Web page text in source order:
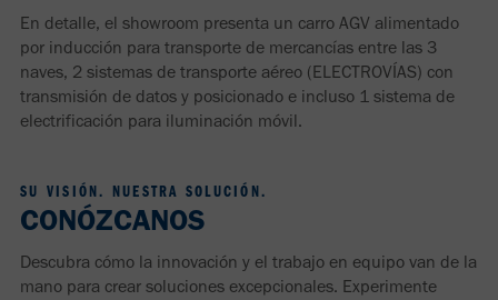
En detalle, el showroom presenta un carro AGV alimentado
por inducción para transporte de mercancías entre las 3
naves, 2 sistemas de transporte aéreo (ELECTROVÍAS) con
transmisión de datos y posicionado e incluso 1 sistema de
electrificación para iluminación móvil.
SU VISIÓN. NUESTRA SOLUCIÓN.
CONÓZCANOS
Descubra cómo la innovación y el trabajo en equipo van de la
mano para crear soluciones excepcionales. Experimente